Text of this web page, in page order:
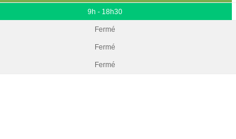
9h - 18h30
Fermé
Fermé
Fermé